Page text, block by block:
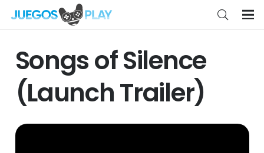
Songs of Silence
(Launch Trailer)